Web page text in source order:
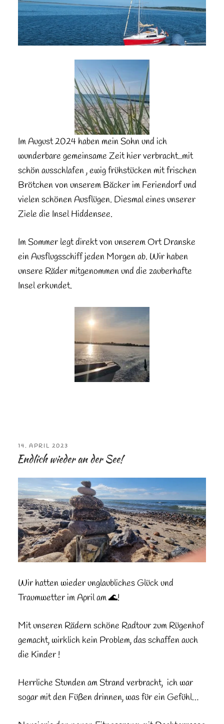
Im August 2024 haben mein Sohn und ich
wunderbare gemeinsame Zeit hier verbracht..mit
schön ausschlafen , ewig frühstücken mit frischen
Brötchen von unserem Bäcker im Feriendorf und
vielen schönen Ausflügen. Diesmal eines unserer
Ziele die Insel Hiddensee.
Im Sommer legt direkt von unserem Ort Dranske
ein Ausflugsschiff jeden Morgen ab. Wir haben
unsere Räder mitgenommen und die zauberhafte
Insel erkundet.
VERÖFFENTLICHT
AM
14. APRIL 2023
Endlich wieder an der See!
Wir hatten wieder unglaubliches Glück und
Traumwetter im April am 🌊!
Mit unseren Rädern schöne Radtour zum Rügenhof
gemacht, wirklich kein Problem, das schaffen auch
die Kinder !
Herrliche Stunden am Strand verbracht, ich war
sogar mit den Füßen drinnen, was für ein Gefühl…